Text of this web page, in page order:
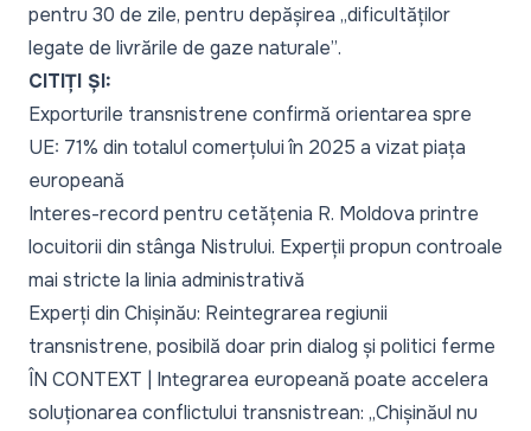
pentru 30 de zile, pentru depășirea „dificultăților
legate de livrările de gaze naturale”.
CITIȚI ȘI:
Exporturile transnistrene confirmă orientarea spre
UE: 71% din totalul comerțului în 2025 a vizat piața
europeană
Interes-record pentru cetățenia R. Moldova printre
locuitorii din stânga Nistrului. Experții propun controale
mai stricte la linia administrativă
Experți din Chișinău: Reintegrarea regiunii
transnistrene, posibilă doar prin dialog și politici ferme
ÎN CONTEXT | Integrarea europeană poate accelera
soluționarea conflictului transnistrean: „Chișinăul nu